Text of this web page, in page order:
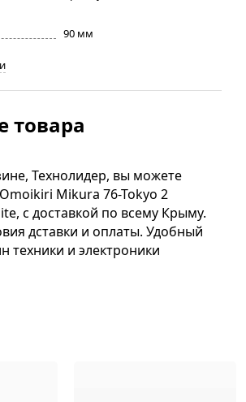
90 мм
товара
Технолидер, вы можете
Mikura 76-Tokyo 2
с доставкой по всему Крыму.
дставки и оплаты. Удобный
техники и электроники